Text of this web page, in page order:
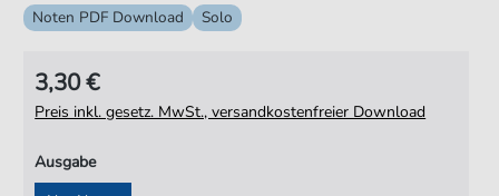
Noten PDF Download Solo
3,30 €
Preis inkl. gesetz. MwSt., versandkostenfreier Download
Ausgabe